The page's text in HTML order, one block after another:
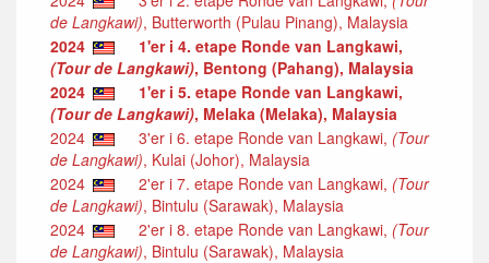
de Langkawi), Butterworth (Pulau Pinang), Malaysia
2024
1'er i 4. etape Ronde van Langkawi,
(Tour de Langkawi), Bentong (Pahang), Malaysia
2024
1'er i 5. etape Ronde van Langkawi,
(Tour de Langkawi), Melaka (Melaka), Malaysia
2024
3'er i 6. etape Ronde van Langkawi, (Tour
de Langkawi), Kulai (Johor), Malaysia
2024
2'er i 7. etape Ronde van Langkawi, (Tour
de Langkawi), Bintulu (Sarawak), Malaysia
2024
2'er i 8. etape Ronde van Langkawi, (Tour
de Langkawi), Bintulu (Sarawak), Malaysia